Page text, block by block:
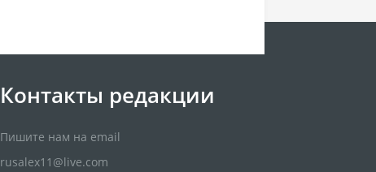
Контакты редакции
Пишите нам на email
rusalex11@live.com